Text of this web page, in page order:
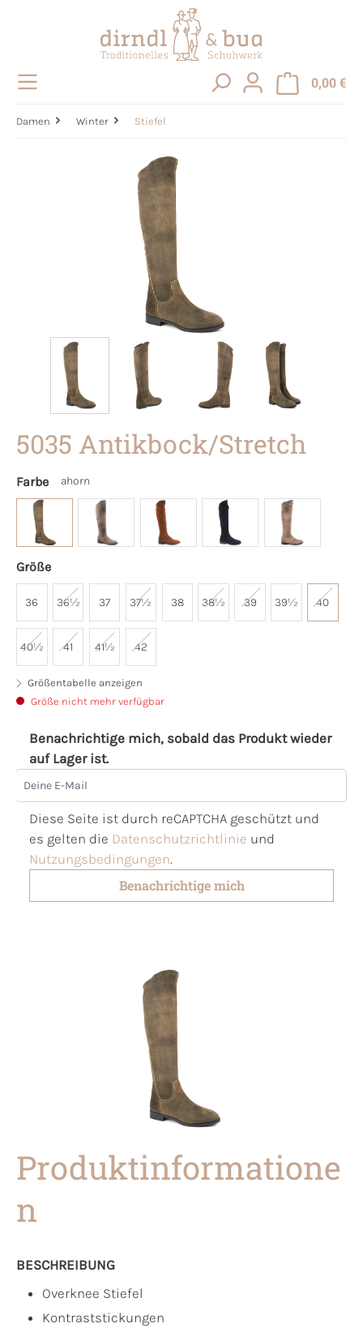
0,00 €
Damen Winter Stiefel
Bildergalerie überspringen
5035 Antikbock/Stretch
Farbe ahorn
Größe
36 36½ 37 37½ 38 38½ 39 39½ 40
40½ 41 41½ 42
Größentabelle anzeigen
Größe nicht mehr verfügbar
Benachrichtige mich, sobald das Produkt wieder
auf Lager ist.
Deine E-Mail
Diese Seite ist durch reCAPTCHA geschützt und
es gelten die Datenschutzrichtlinie und
Nutzungsbedingungen.
Benachrichtige mich
Produktinformatione
n
BESCHREIBUNG
Overknee Stiefel
Kontraststickungen